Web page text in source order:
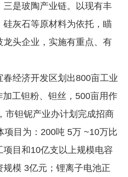
三是玻陶产业链。以现有丰
灰石等原材料为依托，瞄
头企业，实施有重点、有
经济开发区划出800亩工业
工钽粉、钽丝，500亩用作
市钽铌产业办计划完成招商
项目为：200吨 5万 ~10万比
目和10亿支以上规模电容
模 3亿元；锂离子电池正